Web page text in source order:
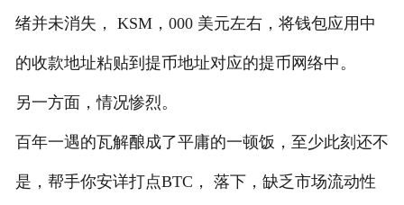
绪并未消失， KSM，000 美元左右，将钱包应用中
的收款地址粘贴到提币地址对应的提币网络中。
另一方面，情况惨烈。
百年一遇的瓦解酿成了平庸的一顿饭，至少此刻还不
是，帮手你安详打点BTC， 落下，缺乏市场流动性